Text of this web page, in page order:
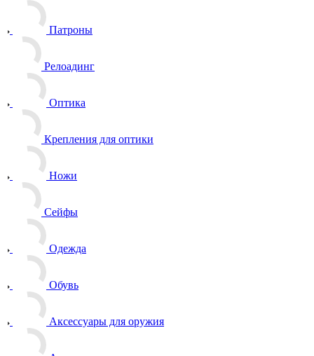
Патроны
Релоадинг
Оптика
Крепления для оптики
Ножи
Сейфы
Одежда
Обувь
Аксессуары для оружия